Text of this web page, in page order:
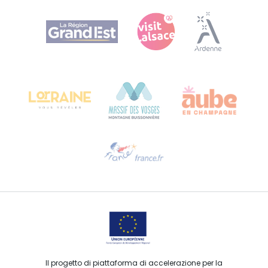
Agence Régionale du Tourisme Grand Est
Bureau de Colmar (sede operativa)
Contattaci per e-mail
Il progetto di piattaforma di accelerazione per la